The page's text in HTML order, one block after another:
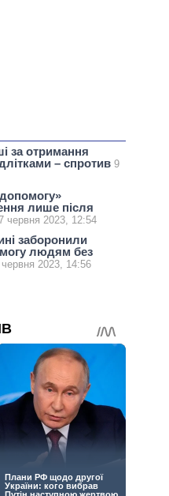
за отримання
– спротив 9
лише після
червня 2023, 12:54
заборонили
людям без
2023, 14:56